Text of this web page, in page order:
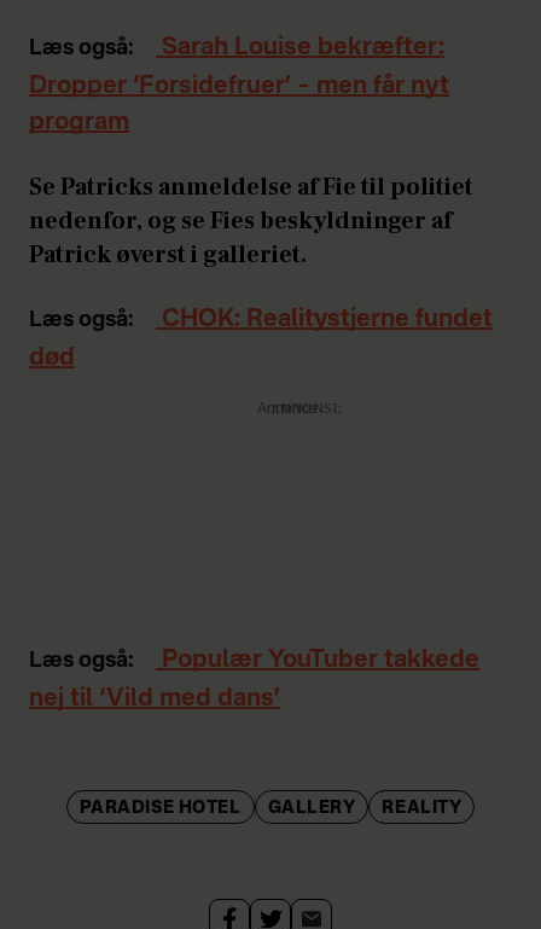
Læs også:
Sarah Louise bekræfter:
Dropper ‘Forsidefruer’ – men får nyt
program
Se Patricks anmeldelse af Fie til politiet
nedenfor, og se Fies beskyldninger af
Patrick øverst i galleriet.
Læs også:
CHOK: Realitystjerne fundet
død
Annonce
Læs også:
Populær YouTuber takkede
nej til ‘Vild med dans’
PARADISE HOTEL GALLERY REALITY